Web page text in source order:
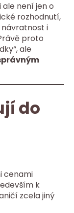
není jen o
rozhodnutí,
návratnost i
proto
ale
do
cenami
k
zcela jiný